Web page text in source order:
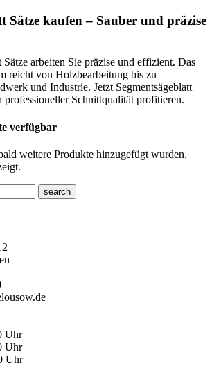
Sätze kaufen – Sauber und präzise
arbeiten Sie präzise und effizient. Das
reicht von Holzbearbeitung bis zu
und Industrie. Jetzt Segmentsägeblatt
professioneller Schnittqualität profitieren.
verfügbar
weitere Produkte hinzugefügt wurden,
search
Uhr
Uhr
Uhr